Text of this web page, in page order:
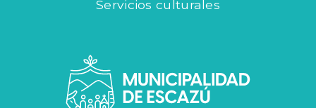
Servicios culturales